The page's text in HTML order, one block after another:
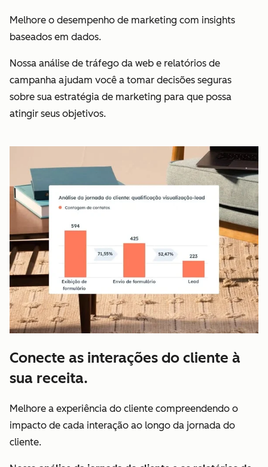
Melhore o desempenho de marketing com insights
baseados em dados.
Nossa análise de tráfego da web e relatórios de
campanha ajudam você a tomar decisões seguras
sobre sua estratégia de marketing para que possa
atingir seus objetivos.
Conecte as interações do cliente à
sua receita.
Melhore a experiência do cliente compreendendo o
impacto de cada interação ao longo da jornada do
cliente.